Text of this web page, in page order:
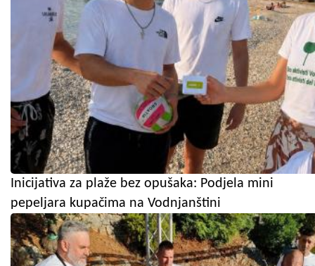
Inicijativa za plaže bez opušaka: Podjela mini
pepeljara kupačima na Vodnjanštini